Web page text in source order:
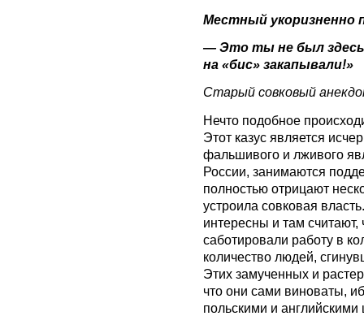
Местный укоризненно
— Это ты не был здесь
на «бис» закапывали!»
Старый совковый
Нечто подобное
Этот казус является
фальшивого и лживого
России, занимаются
полностью отрицают
устроила совковая
интересны и там
саботировали работу в
количество людей,
Этих замученных и
что они сами виноваты,
польскими и